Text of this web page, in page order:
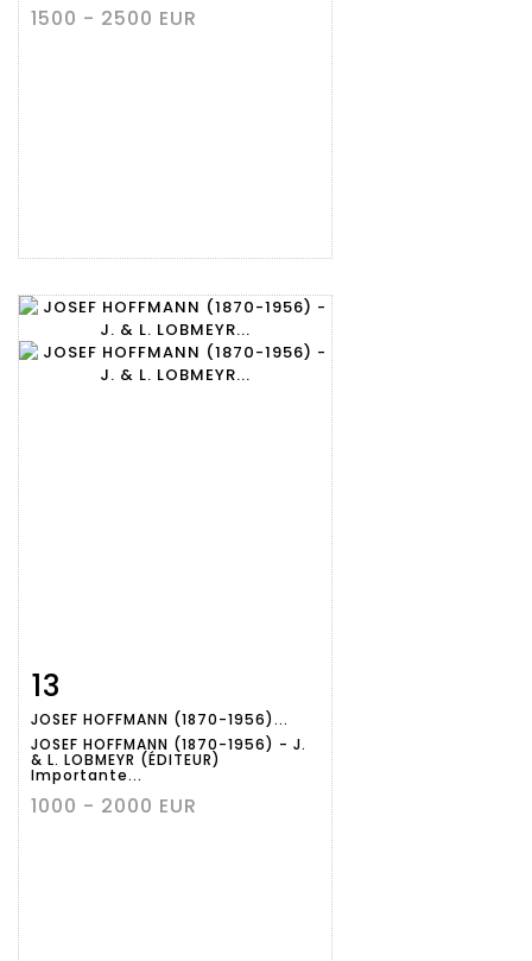
1500 - 2500 EUR
détaillée
13
JOSEF HOFFMANN (1870-1956)...
JOSEF HOFFMANN (1870-1956) - J.
& L. LOBMEYR (ÉDITEUR)
Importante...
1000 - 2000 EUR